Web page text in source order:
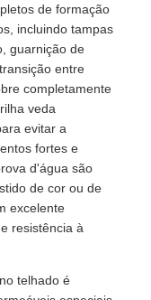
de formação
incluindo tampas
guarnição de
entre
completamente
veda
evitar a
fortes e
d'água são
de cor ou de
excelente
resistência à
telhado é